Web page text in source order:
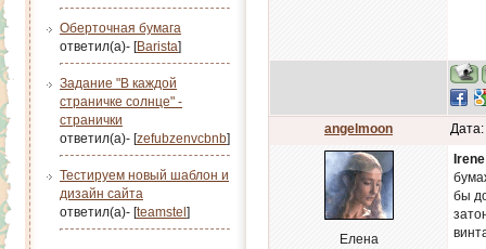
Оберточная бумага
ответил(а)- [Barista]
Задание "В каждой
страничке солнце" -
странички
ответил(а)- [zefubzenvcbnb]
Тестируем новый шаблон и
дизайн сайта
ответил(а)- [teamstel ]
angelmoon
Елена
Irene
бы